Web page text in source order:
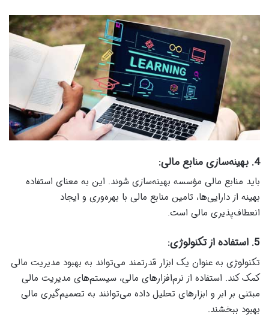
4. بهینه‌سازی منابع مالی:
باید منابع مالی مؤسسه بهینه‌سازی شوند. این به معنای استفاده
بهینه از دارایی‌ها، تامین منابع مالی با بهره‌وری و ایجاد
انعطاف‌پذیری مالی است.
5. استفاده از تکنولوژی:
تکنولوژی به عنوان یک ابزار قدرتمند می‌تواند به بهبود مدیریت مالی
کمک کند. استفاده از نرم‌افزارهای مالی، سیستم‌های مدیریت مالی
مبتنی بر ابر و ابزارهای تحلیل داده می‌توانند به تصمیم‌گیری مالی
بهبود ببخشند.